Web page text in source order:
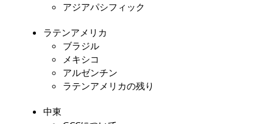
アジアパシフィック
ラテンアメリカ
ブラジル
メキシコ
アルゼンチン
ラテンアメリカの残り
中東